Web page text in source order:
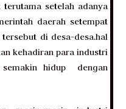
setelah adanya
daerah setempat
di desa-desa.hal
kehadiran para industri
hidup dengan